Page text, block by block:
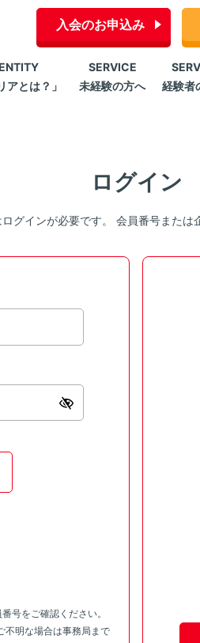
入会のお申込み
アとは？」
SERVICE
未経験の方へ
経験者
ログイン
グインが必要です。 会員番号または
号をご確認ください。
不明な場合は事務局まで